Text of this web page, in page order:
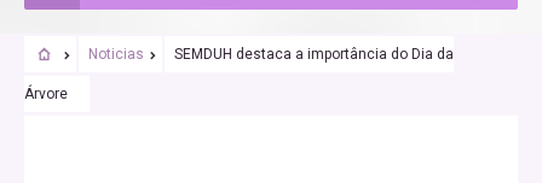
Noticias SEMDUH destaca a importância do Dia da
Árvore